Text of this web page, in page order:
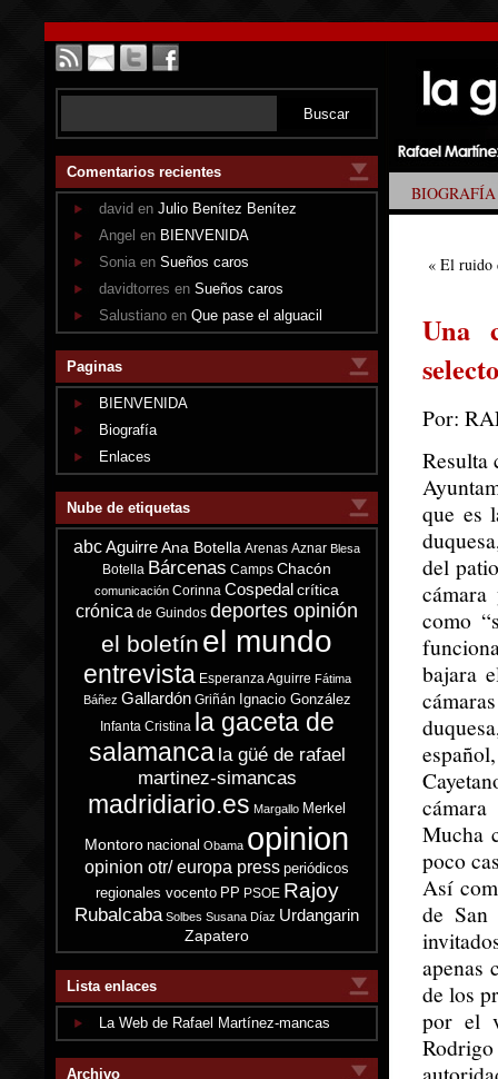
Comentarios recientes
david en Julio Benítez Benítez
Angel en BIENVENIDA
Sonia en Sueños caros
davidtorres en Sueños caros
Salustiano en Que pase el alguacil
Paginas
BIENVENIDA
Biografía
Enlaces
Nube de etiquetas
abcAguirre Ana Botella Arenas Aznar Blesa
Botella Bárcenas Camps Chacón
comunicación Corinna Cospedal crítica
crónica de Guindos deportes opinión
el boletín el mundo
entrevista Esperanza Aguirre Fátima
Báñez Gallardón Griñán Ignacio González
Infanta Cristina la gaceta de
salamanca la güé de rafael
martinez-simancas
madridiario.es Margallo Merkel
Montoro nacional Obama opinion
opinion otr/ europa press periódicos
regionales vocento PP PSOE Rajoy
Rubalcaba Solbes Susana Díaz Urdangarin
Zapatero
Lista enlaces
La Web de Rafael Martínez-mancas
Archivo
BIOGRAFÍA
« El ruido
Una
selecto
Por:
Resulta
que es
del
como
bajara
Mucha
poco
Así
de
apenas
de los
por el